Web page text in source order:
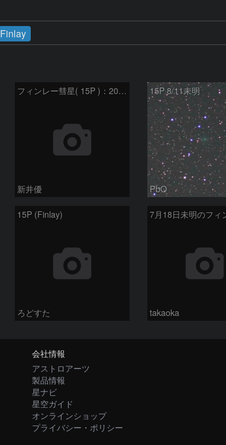
Finlay
フィンレー彗星( 15P )：2021/08/19
新井優
15P 8/11未明
PbO
15P (Finlay)
ろどすた takaoka
会社情報
アストロアーツ
製品情報
星ナビ
星空ガイド
オンラインショップ
プライバシー・ポリシー